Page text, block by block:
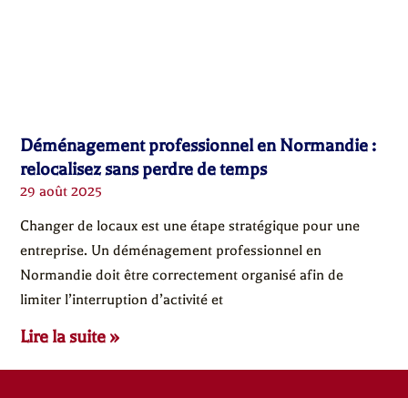
Déménagement professionnel en Normandie :
relocalisez sans perdre de temps
29 août 2025
Changer de locaux est une étape stratégique pour une
entreprise. Un déménagement professionnel en
Normandie doit être correctement organisé afin de
limiter l’interruption d’activité et
Lire la suite »